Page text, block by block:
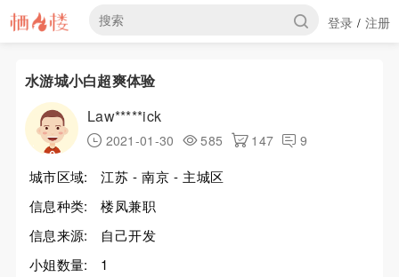
登录 / 注册
水游城小白超爽体验
Law*****ick
2021-01-30 585 147 9
城市区域:
江苏 - 南京 - 主城区
信息种类:
楼凤兼职
信息来源:
自己开发
小姐数量:
1